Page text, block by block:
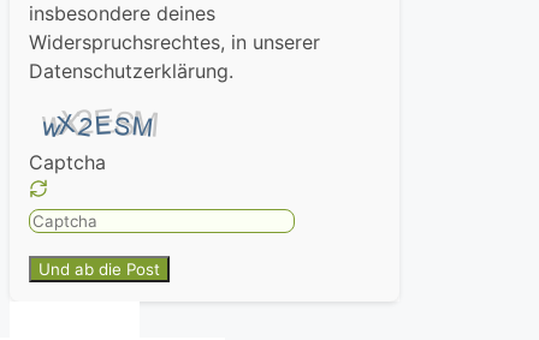
insbesondere deines
Widerspruchsrechtes, in unserer
Datenschutzerklärung.
Captcha
Please
the